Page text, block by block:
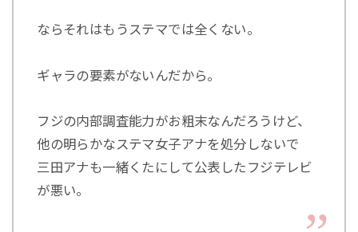
ならそれはもうステマでは全くない。
ギャラの要素がないんだから。
フジの内部調査能力がお粗末なんだろうけど、
他の明らかなステマ女子アナを処分しないで
三田アナも一緒くたにして公表したフジテレビ
が悪い。